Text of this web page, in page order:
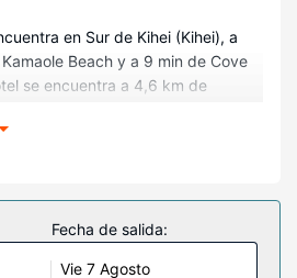
en Sur de Kihei (Kihei), a
Beach y a 9 min de Cove
se encuentra a 4,6 km de
y microondas. Las camas
con una capa de acolchado
de alta calidad para descansar
disponen de terraza de
Fecha de salida:
Vie 7 Agosto